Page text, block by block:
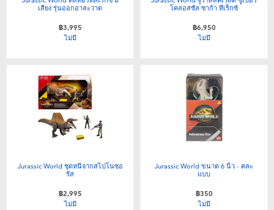
เสียง รุ่นออกอาละวาด
฿3,995
ไม่มี
โคลอสซัล ซาก้า ทีเร็กซ์
฿6,950
ไม่มี
Jurassic World ชุดหนีจากสไปโนซอ
รัส
฿2,995
ไม่มี
Jurassic World ขนาด 6 นิ้ว - คละ
แบบ
฿350
ไม่มี